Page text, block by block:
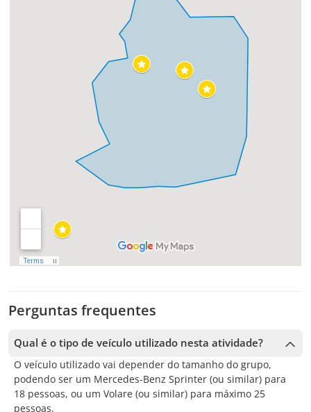
Perguntas frequentes
Qual é o tipo de veículo utilizado nesta atividade?
O veículo utilizado vai depender do tamanho do grupo,
podendo ser um Mercedes-Benz Sprinter (ou similar) para
18 pessoas, ou um Volare (ou similar) para máximo 25
pessoas.